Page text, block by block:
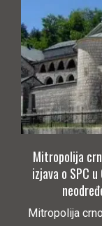
Mitropolija
izjava o SPC
Mitropolija